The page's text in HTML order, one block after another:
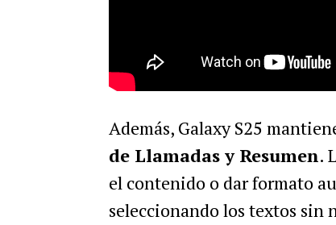
Además, Galaxy S25
de Llamadas y Resumen.
el contenido o dar formato
seleccionando los textos sin